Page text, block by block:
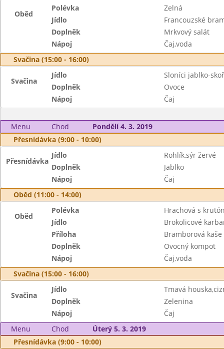
Oběd
Polévka
Zelná
Jídlo
Francouzské
Doplněk
Mrkvový salát
Nápoj
Čaj,voda
Svačina (15:00 - 16:00)
Svačina
Jídlo
Sloníci jablko-
Doplněk
Ovoce
Nápoj
Čaj
Menu Chod
Pondělí 4. 3. 2019
Přesnídávka (9:00 - 10:00)
Přesnídávka
Jídlo
Rohlík,sýr žervé
Doplněk
Jablko
Nápoj
Čaj
Oběd (11:00 - 14:00)
Oběd
Polévka
Hrachová s
Jídlo
Brokolicové
Příloha
Bramborová kaše
Doplněk
Ovocný kompot
Nápoj
Čaj,voda
Svačina (15:00 - 16:00)
Svačina
Jídlo
Tmavá
Doplněk
Zelenina
Nápoj
Čaj
Menu
Chod
Úterý 5. 3. 2019
Přesnídávka (9:00 - 10:00)